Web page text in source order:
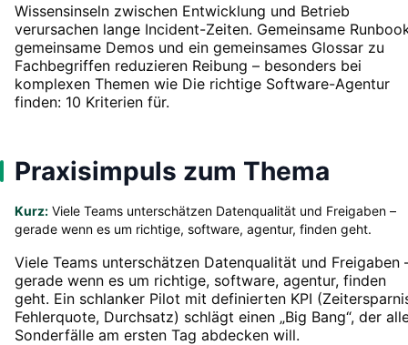
Wissensinseln zwischen Entwicklung und Betrieb
verursachen lange Incident-Zeiten. Gemeinsame
gemeinsame Demos und ein gemeinsames Glossar zu
Fachbegriffen reduzieren Reibung – besonders bei
komplexen Themen wie Die richtige Software-Agentur
finden: 10 Kriterien für.
Praxisimpuls zum Thema
Kurz: Viele Teams unterschätzen Datenqualität und Freigaben –
gerade wenn es um richtige, software, agentur, finden geht.
Viele Teams unterschätzen Datenqualität und Freigaben
gerade wenn es um richtige, software, agentur, finden
geht. Ein schlanker Pilot mit definierten KPI
Fehlerquote, Durchsatz) schlägt einen „Big Bang“, der
Sonderfälle am ersten Tag abdecken will.